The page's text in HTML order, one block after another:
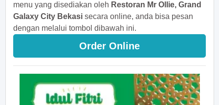
menu yang disediakan oleh Restoran Mr Ollie, Grand
Galaxy City Bekasi secara online, anda bisa pesan
dengan melalui tombol dibawah ini.
Order Online